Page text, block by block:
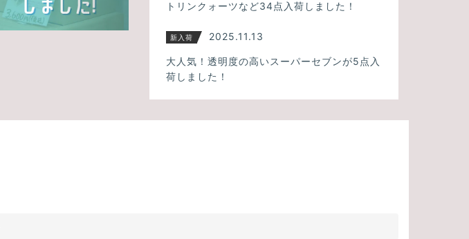
トリンクォーツなど34点入荷しました！
新入荷 2025.11.13
大人気！透明度の高いスーパーセブンが5点入
荷しました！